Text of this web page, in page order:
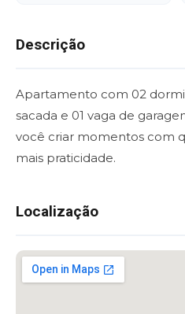
Descrição
Apartamento com 02
sacada e 01 vaga de
você criar momentos com
mais praticidade.
Localização